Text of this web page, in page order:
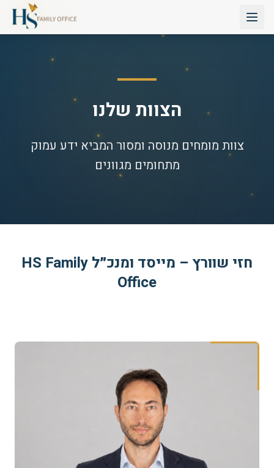
הצוות שלנו
צוות מומחים מנוסה ומסור המביא ידע עמוק
מתחומים מגוונים
חזי שוורץ – מייסד ומנכ״ל HS Family
Office